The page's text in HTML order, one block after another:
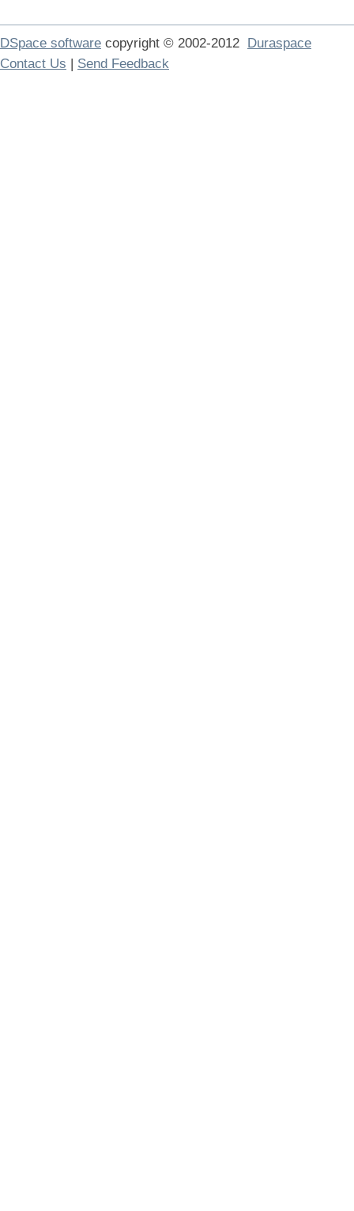
DSpace software copyright © 2002-2012 Duraspace
Contact Us | Send Feedback